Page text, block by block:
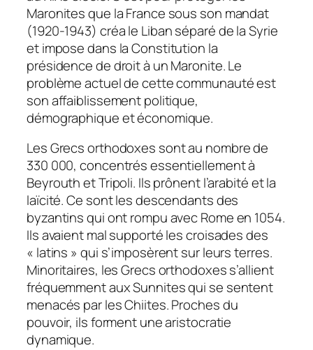
Maronites que la France sous son mandat
(1920-1943) créa le Liban séparé de la Syrie
et impose dans la Constitution la
présidence de droit à un Maronite. Le
problème actuel de cette communauté est
son affaiblissement politique,
démographique et économique.
Les Grecs orthodoxes sont au nombre de
330 000, concentrés essentiellement à
Beyrouth et Tripoli. Ils prônent l’arabité et la
laïcité. Ce sont les descendants des
byzantins qui ont rompu avec Rome en 1054.
Ils avaient mal supporté les croisades des
« latins » qui s’imposèrent sur leurs terres.
Minoritaires, les Grecs orthodoxes s’allient
fréquemment aux Sunnites qui se sentent
menacés par les Chiites. Proches du
pouvoir, ils forment une aristocratie
dynamique.